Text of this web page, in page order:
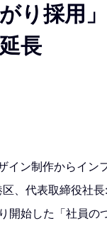
り採用
長
イン制作からイン
、代表取締役社
開始した「社員の